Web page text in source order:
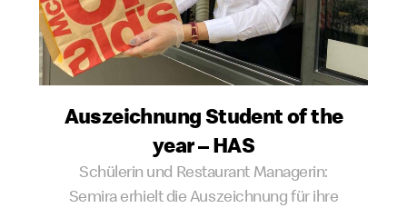
Auszeichnung Student of the
year – HAS
Schülerin und Restaurant Managerin:
Semira erhielt die Auszeichnung für ihre